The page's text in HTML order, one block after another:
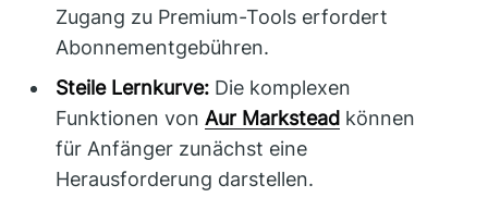
Zugang zu Premium-Tools erfordert
Abonnementgebühren.
Steile Lernkurve: Die komplexen
Funktionen vonAur Markstead können
für Anfänger zunächst eine
Herausforderung darstellen.